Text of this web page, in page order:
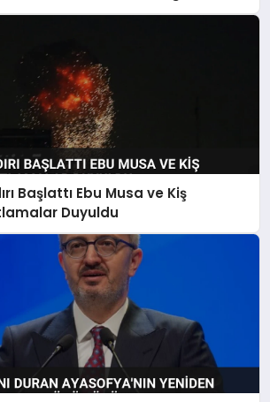
Başlattı Ebu Musa ve Kiş
Duyuldu